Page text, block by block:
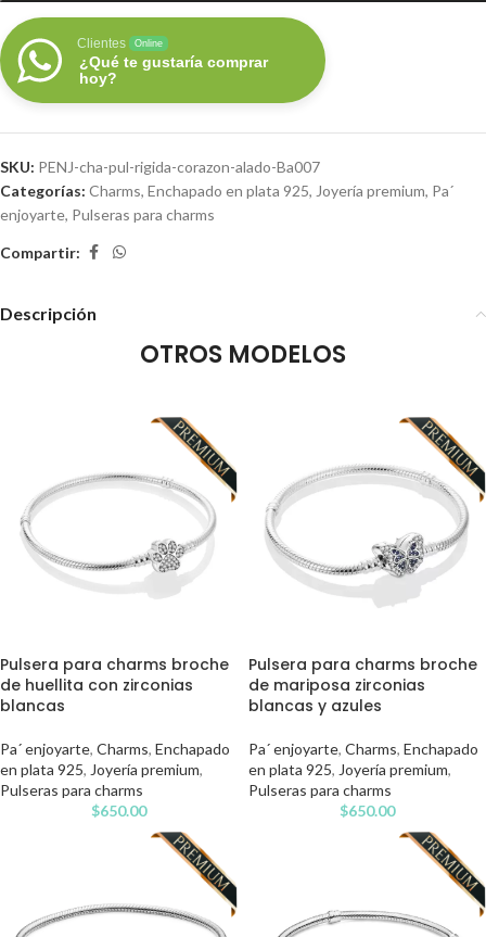
Clientes Online
¿Qué te gustaría comprar
hoy?
SKU: PENJ-cha-pul-rigida-corazon-alado-Ba007
Categorías: Charms, Enchapado en plata 925, Joyería premium, Pa´
enjoyarte, Pulseras para charms
Compartir:
Descripción
OTROS MODELOS
Pulsera para charms broche
de huellita con zirconias
blancas
Pa´ enjoyarte, Charms, Enchapado
en plata 925, Joyería premium,
Pulseras para charms
$650.00
Pulsera para charms broche
de mariposa zirconias
blancas y azules
Pa´ enjoyarte, Charms, Enchapado
en plata 925, Joyería premium,
Pulseras para charms
$650.00